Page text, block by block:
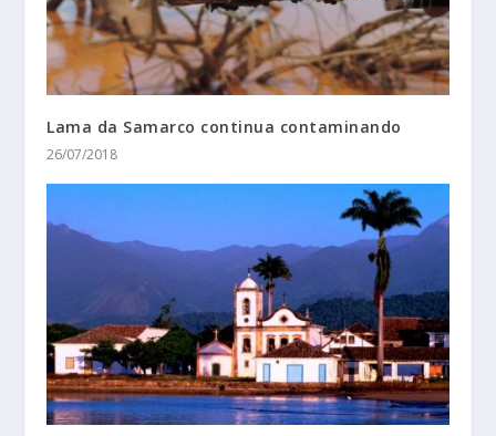
Lama da Samarco continua contaminando
26/07/2018